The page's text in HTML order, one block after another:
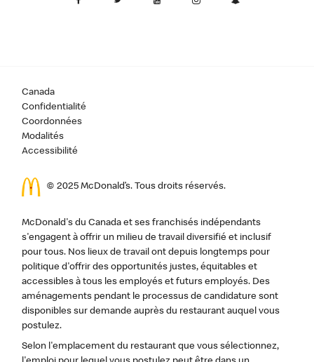
Canada
Confidentialité
Coordonnées
Modalités
Accessibilité
© 2025 McDonald’s. Tous droits réservés.
McDonald's du Canada et ses franchisés indépendants
s'engagent à offrir un milieu de travail diversifié et inclusif
pour tous. Nos lieux de travail ont depuis longtemps pour
politique d'offrir des opportunités justes, équitables et
accessibles à tous les employés et futurs employés. Des
aménagements pendant le processus de candidature sont
disponibles sur demande auprès du restaurant auquel vous
postulez.
Selon l'emplacement du restaurant que vous sélectionnez,